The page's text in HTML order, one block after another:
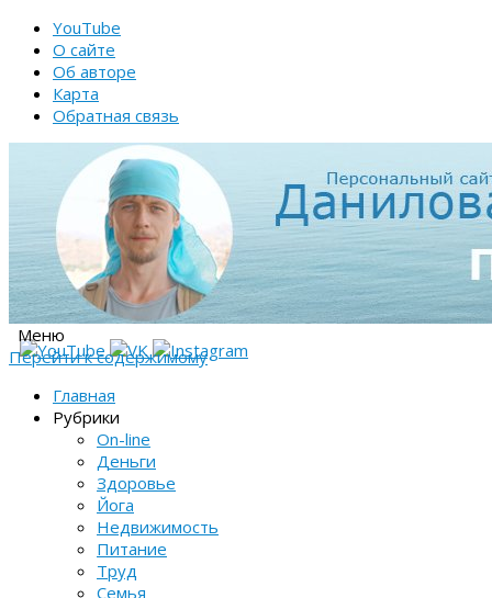
YouTube
О сайте
Об авторе
Карта
Обратная связь
Меню
Перейти к содержимому
Главная
Рубрики
On-line
Деньги
Здоровье
Йога
Недвижимость
Питание
Труд
Семья